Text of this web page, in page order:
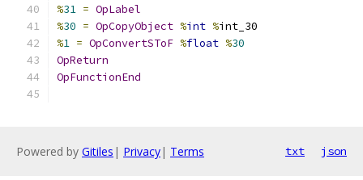
%31 = OpLabel
%30 = OpCopyObject %int %int_30
%1 = OpConvertSToF %float %30
OpReturn
OpFunctionEnd
Powered by Gitiles | Privacy| Terms txt json